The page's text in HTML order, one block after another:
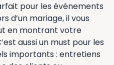
pour les événements
d’un mariage, il vous
en montrant votre
aussi un must pour les
importants : entretiens